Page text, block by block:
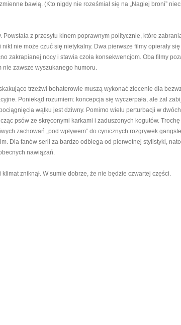
bawią. (Kto nigdy nie roześmiał się na „Nagiej broni”
Powstała z przesytu kinem poprawnym politycznie, które
nikt nie może czuć się nietykalny. Dwa pierwsze filmy opierały
zakrapianej nocy i stawia czoła konsekwencjom. Oba filmy
nie zawsze wyszukanego humoru.
trzeźwi bohaterowie muszą wykonać zlecenie dla
Poniekąd rozumiem: koncepcja się wyczerpała, ale żal
wątku jest dziwny. Pomimo wielu perturbacji w dwóch
psów ze skręconymi karkami i zaduszonych kogutów.
zachowań „pod wpływem” do cynicznych rozgrywek
Dla fanów serii za bardzo odbiega od pierwotnej stylistyki,
nawiązań.
zniknął. W sumie dobrze, że nie będzie czwartej części.